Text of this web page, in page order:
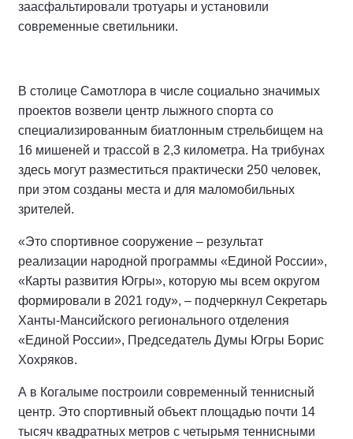
«Главная задача народной программы – действовать
в интересах людей. А это прежде всего создание
современной социальной инфраструктуры: школ,
больниц, спортивных комплексов, общественных
качество жизни в городах и посёлках автономного
округа, становятся точками притяжения. Важно, что
они были построены в соответствии с запросом
югорчан, потому что при формировании программы
участвовали сами жители», – сказал Руслан Кухарук.
В Ваховске Нижневартовского района открыта
здания превышает 250 квадратных метров. Здесь
есть всё для тренировок и отдыха. На территории
объекта две лыжные петли по 3 километра. Трассы